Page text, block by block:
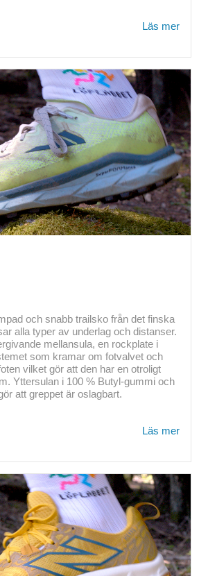
Läs mer
och snabb trailsko från det finska
alla typer av underlag och distanser.
mellansula, en rockplate i
som kramar om fotvalvet och
vilket gör att den har en otroligt
Yttersulan i 100 % Butyl-gummi och
att greppet är oslagbart.
Läs mer